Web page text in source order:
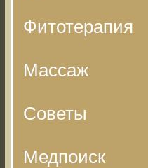
Фитотерапия
Массаж
Советы
Медпоиск